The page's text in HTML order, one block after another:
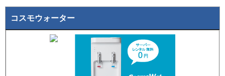
コスモウォーター